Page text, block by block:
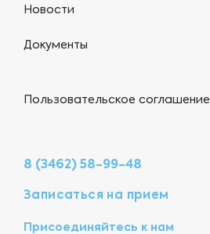
Новости
Документы
Пользовательское соглашение
8 (3462) 58-99-48
Записаться на прием
Присоединяйтесь к нам